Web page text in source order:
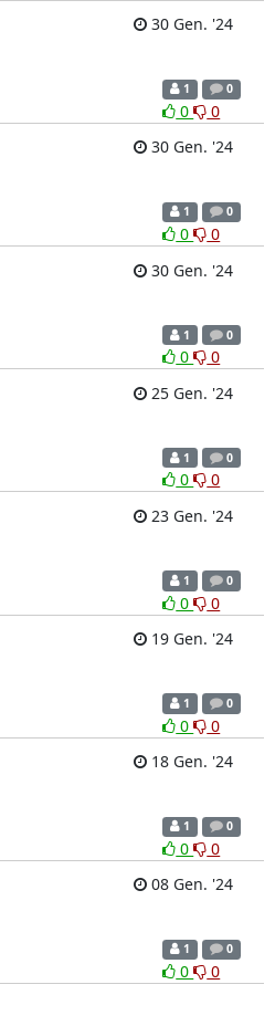
30 Gen. '24
1 0
0
0
30 Gen. '24
1 0
0
0
30 Gen. '24
1 0
0
0
25 Gen. '24
1 0
0
0
23 Gen. '24
1 0
0
0
19 Gen. '24
1 0
0
0
18 Gen. '24
1 0
0
0
08 Gen. '24
1 0
0
0